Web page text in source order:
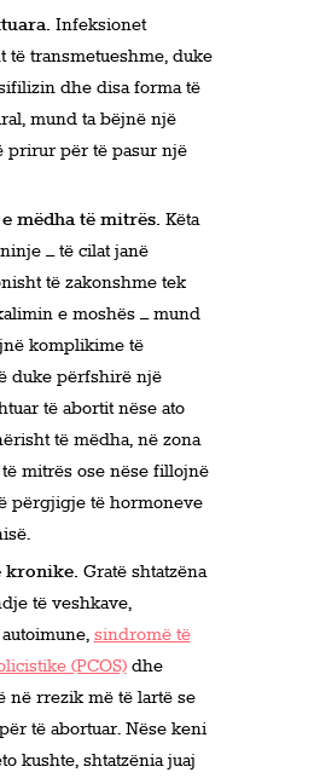
Infeksionet
të transmetueshme, duke
dhe disa forma të
mund ta bëjnë një
prirur për të pasur një
mëdha të mitrës. Këta
– të cilat janë
të zakonshme tek
e moshës – mund
komplikime të
duke përfshirë një
të abortit nëse ato
të mëdha, në zona
të mitrës ose nëse fillojnë
përgjigje të hormoneve
kronike. Gratë shtatzëna
të veshkave,
sindromë të
(PCOS)dhe
në rrezik më të lartë se
të abortuar. Nëse keni
kushte, shtatzënia juaj